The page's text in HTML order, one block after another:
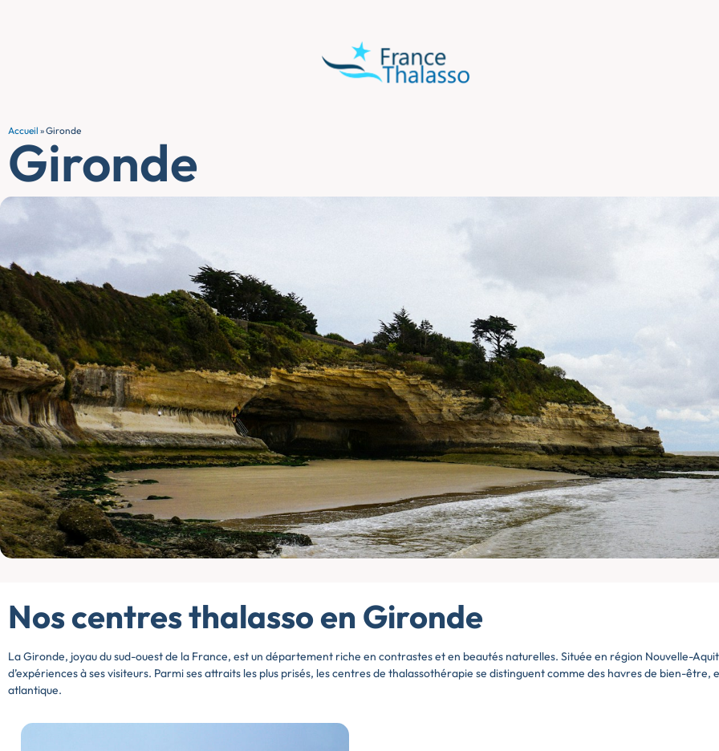
Accueil »Gironde
Gironde
Nos centres thalasso en Gironde
La Gironde, joyau du sud-ouest de la France, est un département riche en contrastes et en beautés naturelles. Située en région Nouvelle-
d’expériences à ses visiteurs. Parmi ses attraits les plus prisés, les centres de thalassothérapie se distinguent comme des havres de bien-
atlantique.